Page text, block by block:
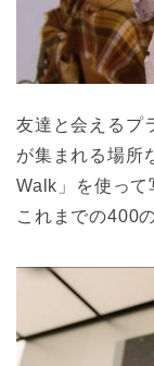
友達と会えるプ
が集まれる場所
Walk」を使って
これまでの400